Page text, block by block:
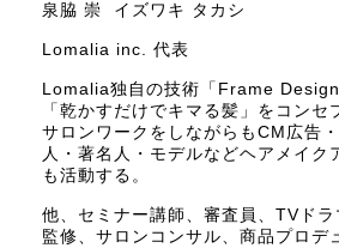
泉脇 崇 イズワキ タカシ
Lomalia inc. 代表
Lomalia独自の技術「Frame
「乾かすだけでキマる髪」をコンセ
サロンワークをしながらもCM広告
人・著名人・モデルなどヘアメイク
も活動する。
他、セミナー講師、審査員、TVド
監修、サロンコンサル、商品プロデ